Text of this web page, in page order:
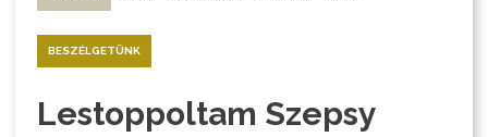
BESZÉLGETÜNK
Lestoppoltam Szepsy